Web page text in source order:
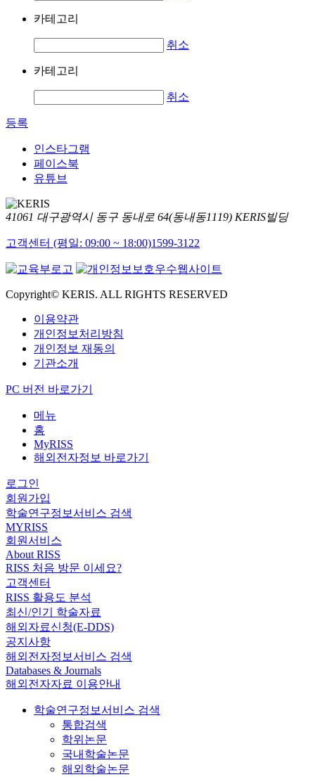
카테고리
취소
카테고리
취소
등록
인스타그램
페이스북
유튜브
41061 대구광역시 동구 동내로 64(동내동1119) KERIS빌딩
고객센터 (평일: 09:00 ~ 18:00)1599-3122
Copyright© KERIS. ALL RIGHTS RESERVED
이용약관
개인정보처리방침
개인정보 재동의
기관소개
PC 버전 바로가기
메뉴
홈
MyRISS
해외전자정보 바로가기
로그인
회원가입
학술연구정보서비스 검색
MYRISS
회원서비스
About RISS
RISS 처음 방문 이세요?
고객센터
RISS 활용도 분석
최신/인기 학술자료
해외자료신청(E-DDS)
공지사항
해외전자정보서비스 검색
Databases & Journals
해외전자자료 이용안내
학술연구정보서비스 검색
통합검색
학위논문
국내학술논문
해외학술논문